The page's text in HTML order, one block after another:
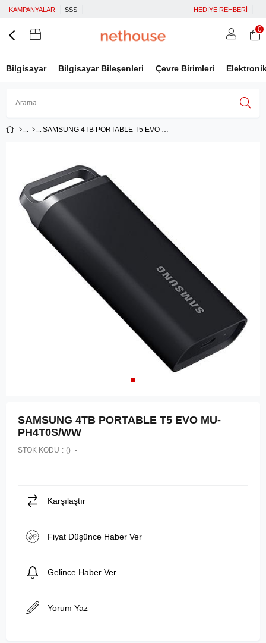
KAMPANYALAR SSS HEDİYE REHBERİ
Bilgisayar Bilgisayar Bileşenleri Çevre Birimleri
0
SAMSUNG 4TB PORTABLE T5 EVO MU-PH4T0S/WW
SAMSUNG 4TB PORTABLE T5 EVO MU-
PH4T0S/WW
STOK KODU ()
Karşılaştır
Fiyat Düşünce Haber Ver
Gelince Haber Ver
Yorum Yaz